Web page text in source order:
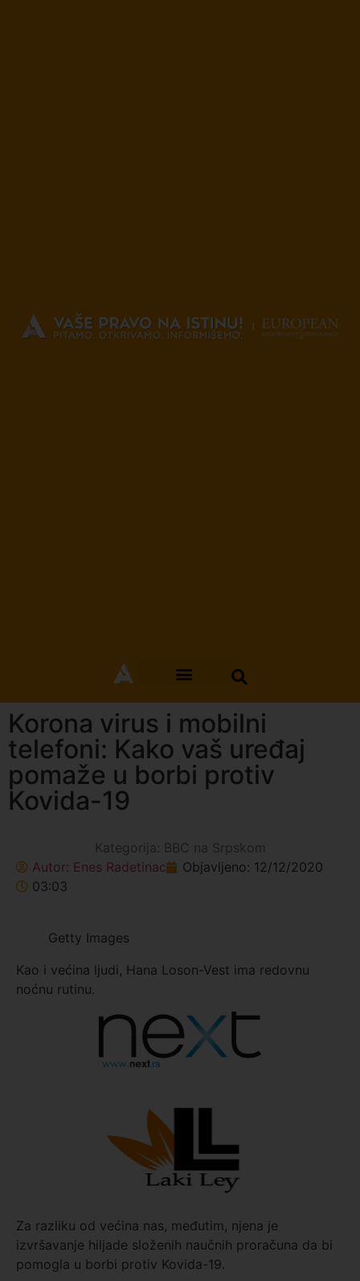
Korona virus i mobilni
telefoni: Kako vaš uređaj
pomaže u borbi protiv
Kovida-19
Kategorija: BBC na Srpskom
Autor: Enes Radetinac Objavljeno: 12/12/2020
03:03
Getty Images
Kao i većina ljudi, Hana Loson-Vest ima redovnu
noćnu rutinu.
Za razliku od većina nas, međutim, njena je
izvršavanje hiljade složenih naučnih proračuna da bi
pomogla u borbi protiv Kovida-19.